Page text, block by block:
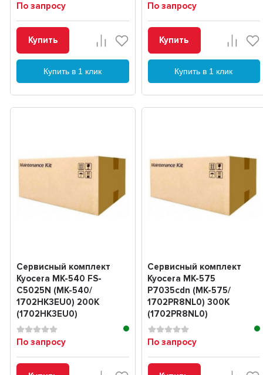
По запросу
Купить
Купить в 1 клик
По запросу
Купить
Купить в 1 клик
Сервисный комплект
Kyocera MK-540 FS-
C5025N (MK-540/
1702HK3EU0) 200K
(1702HK3EU0)
По запросу
Сервисный комплект
Kyocera MK-575
P7035cdn (MK-575/
1702PR8NL0) 300K
(1702PR8NL0)
По запросу